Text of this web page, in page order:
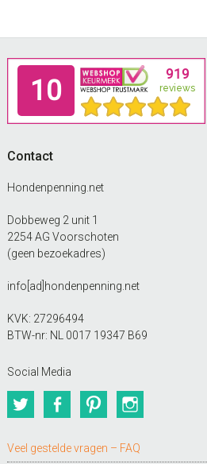
Footer
Contact
Hondenpenning.net
Dobbeweg 2 unit 1
2254 AG Voorschoten
(geen bezoekadres)
info[ad]hondenpenning.net
KVK: 27296494
BTW-nr: NL 0017 19347 B69
Social Media
TwitterFacebookPinterest
Veel gestelde vragen – FAQ